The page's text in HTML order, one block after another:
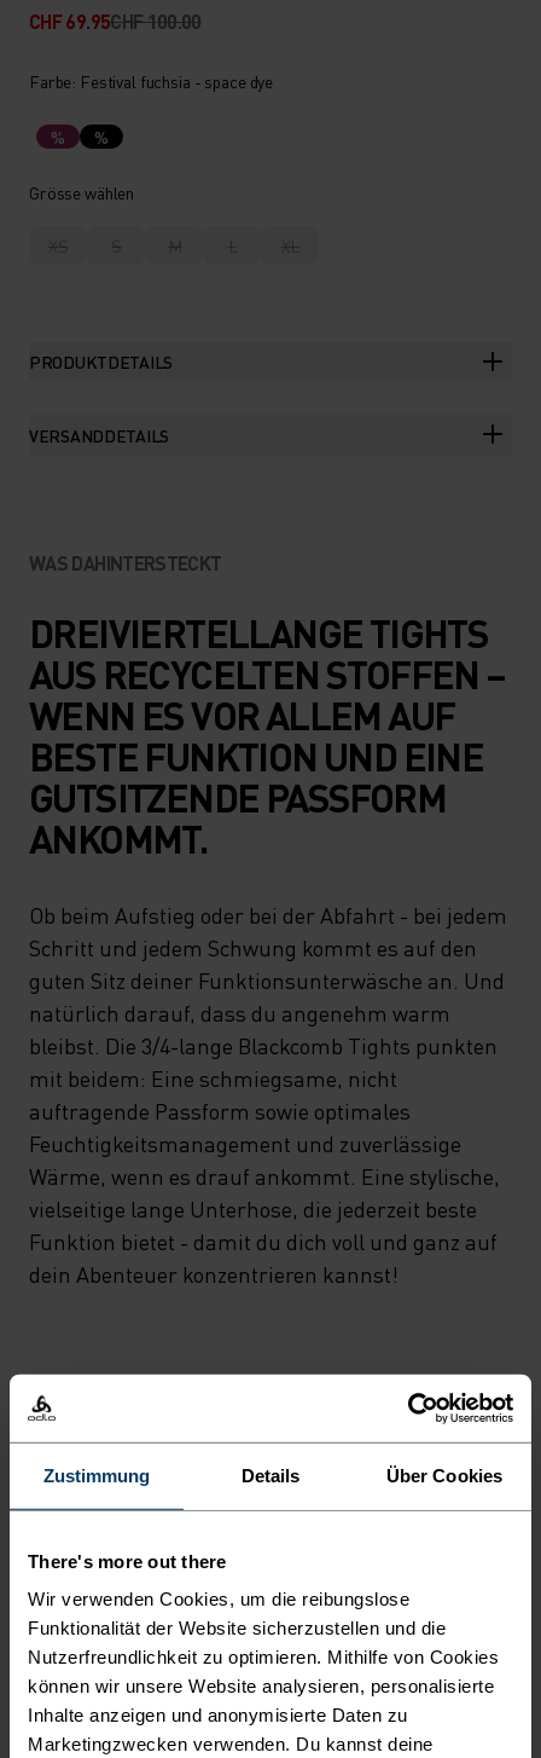
Zustimmung Details Über Cookies
There's more out there
Wir verwenden Cookies, um die reibungslose
Funktionalität der Website sicherzustellen und die
Nutzerfreundlichkeit zu optimieren. Mithilfe von Cookies
können wir unsere Website analysieren, personalisierte
Inhalte anzeigen und anonymisierte Daten zu
Marketingzwecken verwenden. Du kannst deine
CHF 69.95CHF 100.00
Farbe: Festival fuchsia - space dye
% %
Grösse wählen
XS S M L XL
PRODUKTDETAILS
VERSANDDETAILS
WAS DAHINTERSTECKT
DREIVIERTELLANGE TIGHTS
AUS RECYCELTEN STOFFEN –
WENN ES VOR ALLEM AUF
BESTE FUNKTION UND EINE
GUTSITZENDE PASSFORM
ANKOMMT.
Ob beim Aufstieg oder bei der Abfahrt - bei jedem
Schritt und jedem Schwung kommt es auf den
guten Sitz deiner Funktionsunterwäsche an. Und
natürlich darauf, dass du angenehm warm
bleibst. Die 3/4-lange Blackcomb Tights punkten
mit beidem: Eine schmiegsame, nicht
auftragende Passform sowie optimales
Feuchtigkeitsmanagement und zuverlässige
Wärme, wenn es drauf ankommt. Eine stylische,
vielseitige lange Unterhose, die jederzeit beste
Funktion bietet - damit du dich voll und ganz auf
dein Abenteuer konzentrieren kannst!
ULTIMATIVER KOMFORT,
GRENZENLOSE
FUNKTIONALITÄT.
Base Layer für unübertroffene Performance –
denn du bestimmst, wie dein Tag aussieht.
TEMPERATUR-KONTROLL-SYSTEM